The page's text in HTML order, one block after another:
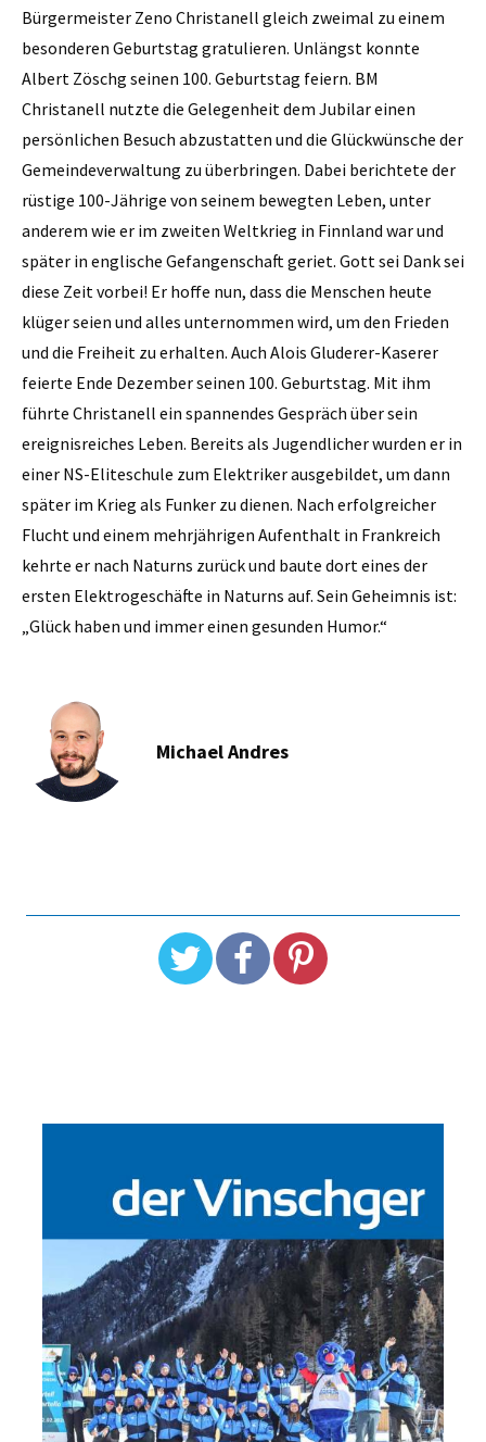
Bürgermeister Zeno Christanell gleich zweimal zu einem
besonderen Geburtstag gratulieren. Unlängst konnte
Albert Zöschg seinen 100. Geburtstag feiern. BM
Christanell nutzte die Gelegenheit dem Jubilar einen
persönlichen Besuch abzustatten und die Glückwünsche der
Gemeindeverwaltung zu überbringen. Dabei berichtete der
rüstige 100-Jährige von seinem bewegten Leben, unter
anderem wie er im zweiten Weltkrieg in Finnland war und
später in englische Gefangenschaft geriet. Gott sei Dank sei
diese Zeit vorbei! Er hoffe nun, dass die Menschen heute
klüger seien und alles unternommen wird, um den Frieden
und die Freiheit zu erhalten. Auch Alois Gluderer-Kaserer
feierte Ende Dezember seinen 100. Geburtstag. Mit ihm
führte Christanell ein spannendes Gespräch über sein
ereignisreiches Leben. Bereits als Jugendlicher wurden er in
einer NS-Eliteschule zum Elektriker ausgebildet, um dann
später im Krieg als Funker zu dienen. Nach erfolgreicher
Flucht und einem mehrjährigen Aufenthalt in Frankreich
kehrte er nach Naturns zurück und baute dort eines der
ersten Elektrogeschäfte in Naturns auf. Sein Geheimnis ist:
„Glück haben und immer einen gesunden Humor.“
Michael Andres